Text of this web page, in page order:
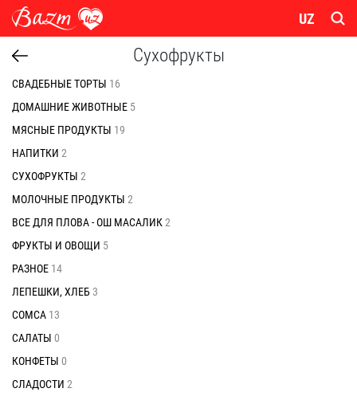
UZ
Сухофрукты
СВАДЕБНЫЕ ТОРТЫ 16
ДОМАШНИЕ ЖИВОТНЫЕ 5
МЯСНЫЕ ПРОДУКТЫ 19
НАПИТКИ 2
СУХОФРУКТЫ 2
МОЛОЧНЫЕ ПРОДУКТЫ 2
ВСЕ ДЛЯ ПЛОВА - ОШ МАСАЛИК2
ФРУКТЫ И ОВОЩИ 5
РАЗНОЕ 14
ЛЕПЕШКИ, ХЛЕБ 3
СОМСА 13
САЛАТЫ 0
КОНФЕТЫ 0
СЛАДОСТИ 2